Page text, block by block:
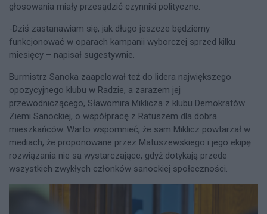
głosowania miały przesądzić czynniki polityczne.
-Dziś zastanawiam się, jak długo jeszcze będziemy
funkcjonować w oparach kampanii wyborczej sprzed kilku
miesięcy – napisał sugestywnie.
Burmistrz Sanoka zaapelował też do lidera największego
opozycyjnego klubu w Radzie, a zarazem jej
przewodniczącego, Sławomira Miklicza z klubu Demokratów
Ziemi Sanockiej, o współpracę z Ratuszem dla dobra
mieszkańców. Warto wspomnieć, że sam Miklicz powtarzał w
mediach, że proponowane przez Matuszewskiego i jego ekipę
rozwiązania nie są wystarczające, gdyż dotykają przede
wszystkich zwykłych członków sanockiej społeczności.